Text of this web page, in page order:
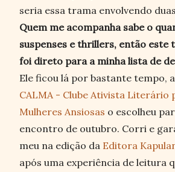
seria essa trama envolvendo
Quem me acompanha sabe o
suspenses e thrillers, então este
foi direto para a minha lista de
Ele ficou lá por bastante tempo,
CALMA - Clube Ativista Literário
Mulheres Ansiosas o escolheu
encontro de outubro. Corri e
meu na edição da Editora
após uma experiência de leitura